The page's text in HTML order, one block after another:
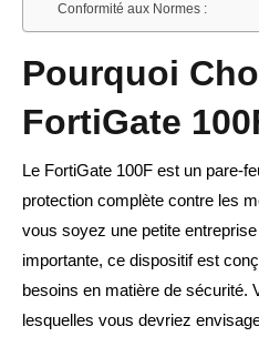
Conformité aux Normes :
Pourquoi
FortiGate
Le FortiGate 100F est un pare-
protection complète contre les
vous soyez une petite
importante, ce dispositif est
besoins en matière de sécurité.
lesquelles vous devriez